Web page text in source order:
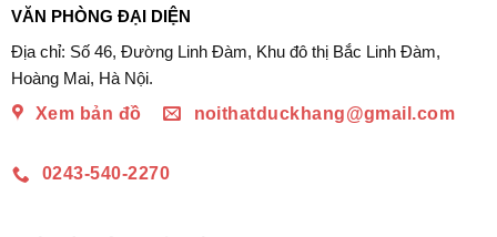
VĂN PHÒNG ĐẠI DIỆN
Địa chỉ: Số 46, Đường Linh Đàm, Khu đô thị Bắc Linh Đàm,
Hoàng Mai, Hà Nội.
Xem bản đồ
noithatduckhang@gmail.com
0243-540-2270